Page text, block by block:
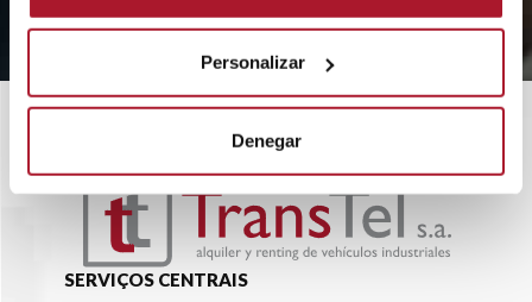
Personalizar
Denegar
SERVIÇOS CENTRAIS